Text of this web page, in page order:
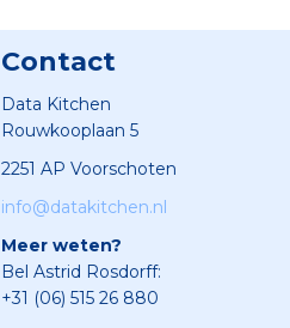
Contact
Data Kitchen
Rouwkooplaan 5
2251 AP Voorschoten
info@datakitchen.nl
Meer weten?
Bel Astrid Rosdorff:
+31 (06) 515 26 880